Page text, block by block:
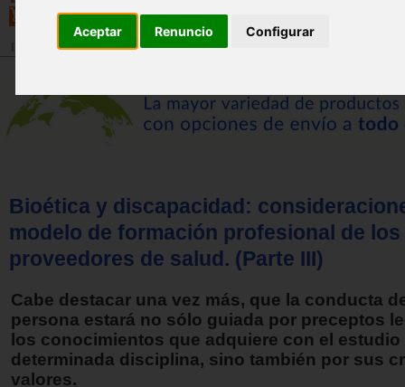
Aceptar Renuncio Configurar
Revista
Bioética y discapacidad:
modelo de formación profesional de los
proveedores de salud. (Parte III)
Cabe destacar una vez más, que la conducta
persona estará no sólo guiada por preceptos
los conocimientos que adquiere con el estudio
determinada disciplina, sino también por sus
valores.